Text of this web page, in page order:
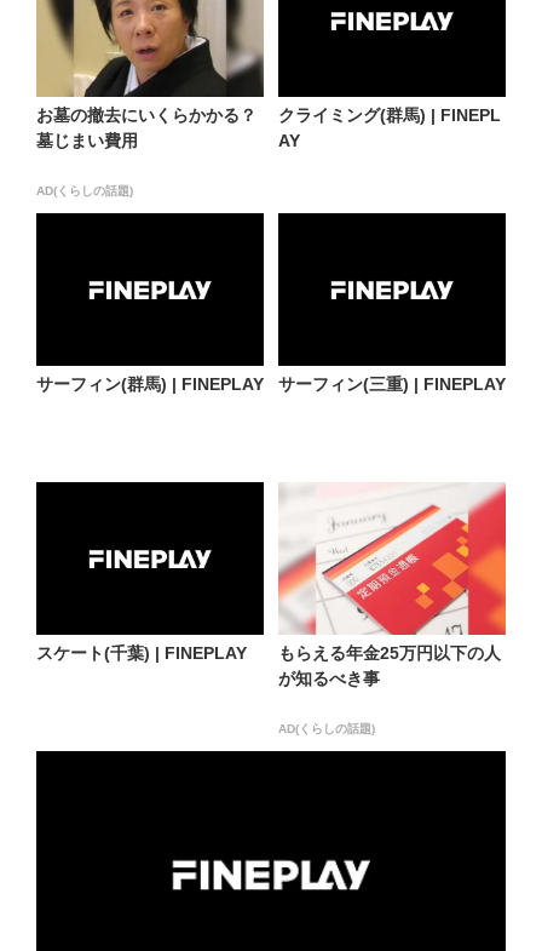
お墓の撤去にいくらかかる？
墓じまい費用
AD(くらしの話題)
クライミング(群馬) | FINEPL
AY
サーフィン(群馬) | FINEPLAY サーフィン(三重) | FINEPLAY
スケート(千葉) | FINEPLAY
もらえる年金25万円以下の人
が知るべき事
AD(くらしの話題)